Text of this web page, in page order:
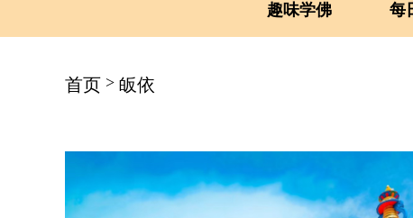
趣味学佛 每
首页 > 皈依